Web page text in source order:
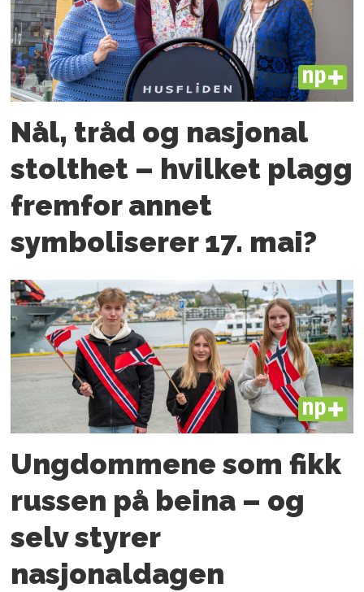
PLUS
Nål, tråd og nasjonal
stolthet – hvilket plagg
fremfor annet
symboliserer 17. mai?
PLUS
Ungdommene som fikk
russen på beina – og
selv styrer
nasjonaldagen